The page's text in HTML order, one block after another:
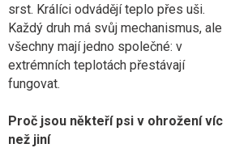
srst. Králíci odvádějí teplo přes uši.
Každý druh má svůj mechanismus, ale
všechny mají jedno společné: v
extrémních teplotách přestávají
fungovat.
Proč jsou někteří psi v ohrožení víc
než jiní